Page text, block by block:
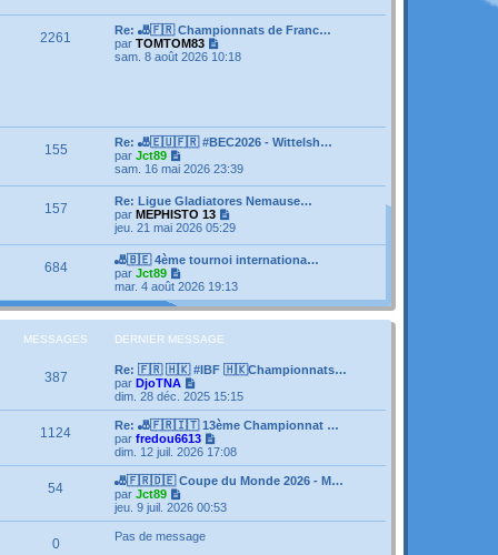
s
a
g
e
r
m
e
s
l
e
d
e
r
m
s
s
a
g
e
2261
Re: 🎳🇫🇷 Championnats de Franc…
par TOMTOM83
o
e
r
n
i
e
r
m
e
s
s
a
g
e
sam. 8 août 2026 10:18
155
Re: 🎳🇪🇺🇫🇷 #BEC2026 - Wittelsh…
par Jct89
o
r
l
e
d
e
r
i
e
r
e
s
a
g
e
sam. 16 mai 2026 23:39
157
Re: Ligue Gladiatores Nemause…
par MEPHISTO 13
o
r
l
e
d
e
r
r
e
s
s
g
e
jeu. 21 mai 2026 05:29
684
🎳🇧🇪 4ème tournoi internationa…
par Jct89
o
i
r
e
e
r
n
i
e
r
m
e
s
g
e
mar. 4 août 2026 19:13
MESSAGES DERNIER MESSAGE
387
Re: 🇫🇷 🇭🇰 #IBF 🇭🇰Championnats…
par DjoTNA
o
i
r
l
e
r
n
i
r
dim. 28 déc. 2025 15:15
1124
Re: 🎳🇫🇷🇮🇹 13ème Championnat …
par fredou6613
o
i
r
e
dim. 12 juil. 2026 17:08
54
🎳🇫🇷🇩🇪 Coupe du Monde 2026 - M…
par Jct89
o
i
r
jeu. 9 juil. 2026 00:53
0 Pas de message